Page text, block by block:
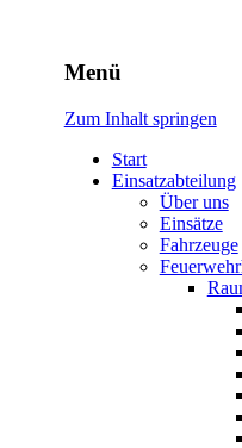
Freiwillige
Rodheim
Menü
Zum Inhalt springen
Start
Einsatzabteilung
Über uns
Einsätze
Fahrzeuge